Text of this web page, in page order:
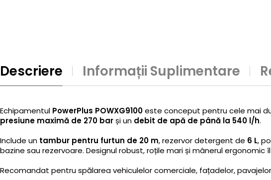
Descriere Informații Suplimentare
Echipamentul PowerPlus POWXG9100este conceput pentru cele mai
presiune maximă de 270 barși un debit de apă de până la 540 l/h.
Include un tambur pentru furtun de 20 m, rezervor detergent de 6 L,
bazine sau rezervoare. Designul robust, roțile mari și mânerul
Recomandat pentru spălarea vehiculelor comerciale, fațadelor,